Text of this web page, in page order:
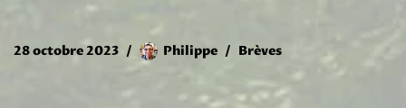
28 octobre 2023 Philippe Brèves